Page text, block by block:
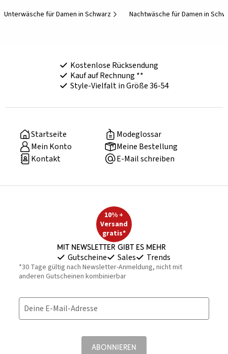
Unterwäsche für Damen in Schwarz Nachtwäsche für Damen in
Kostenlose Rücksendung
Kauf auf Rechnung **
Style-Vielfalt in Größe 36-54
Startseite
Modeglossar
Mein Konto
Meine Bestellung
Kontakt
E-Mail schreiben
10% +
Versand
gratis*
Mit Newsletter gibt es mehr
Gutscheine Sales Trends
*30 Tage gültig nach Newsletter-Anmeldung, nicht mit
anderen Gutscheinen kombinierbar
Deine E-Mail-Adresse
ABONNIEREN